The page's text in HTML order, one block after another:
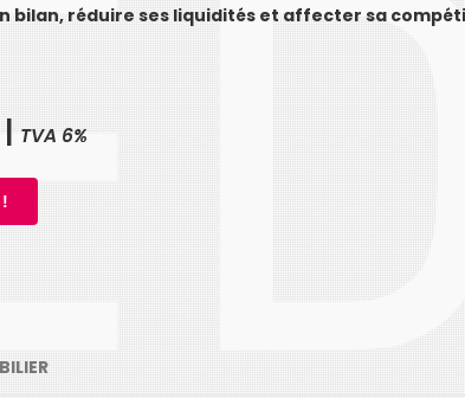
bilan, réduire ses liquidités et affecter sa
TVA 6%